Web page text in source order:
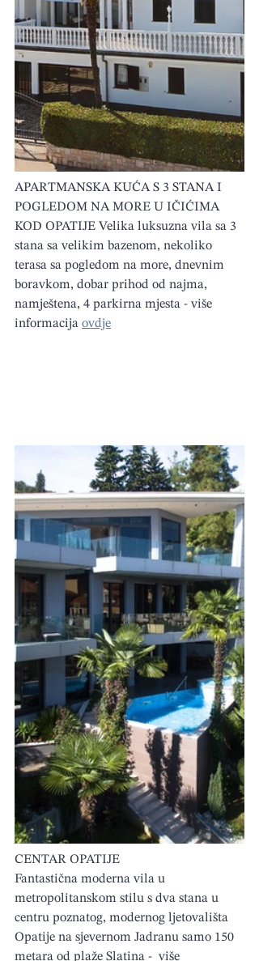
APARTMANSKA KUĆA S 3 STANA I
POGLEDOM NA MORE U IČIĆIMA
KOD OPATIJE Velika luksuzna vila sa 3
stana sa velikim bazenom, nekoliko
terasa sa pogledom na more, dnevnim
boravkom, dobar prihod od najma,
namještena, 4 parkirna mjesta - više
informacija ovdje
CENTAR OPATIJE
Fantastična moderna vila u
metropolitanskom stilu s dva stana u
centru poznatog, modernog ljetovališta
Opatije na sjevernom Jadranu samo 150
metara od plaže Slatina -  više